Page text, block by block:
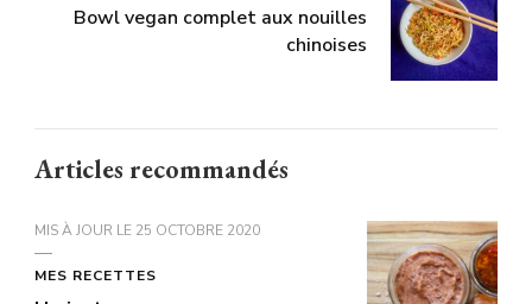
Bowl vegan complet aux nouilles
chinoises
Articles recommandés
MIS À JOUR LE 25 OCTOBRE 2020
MES RECETTES